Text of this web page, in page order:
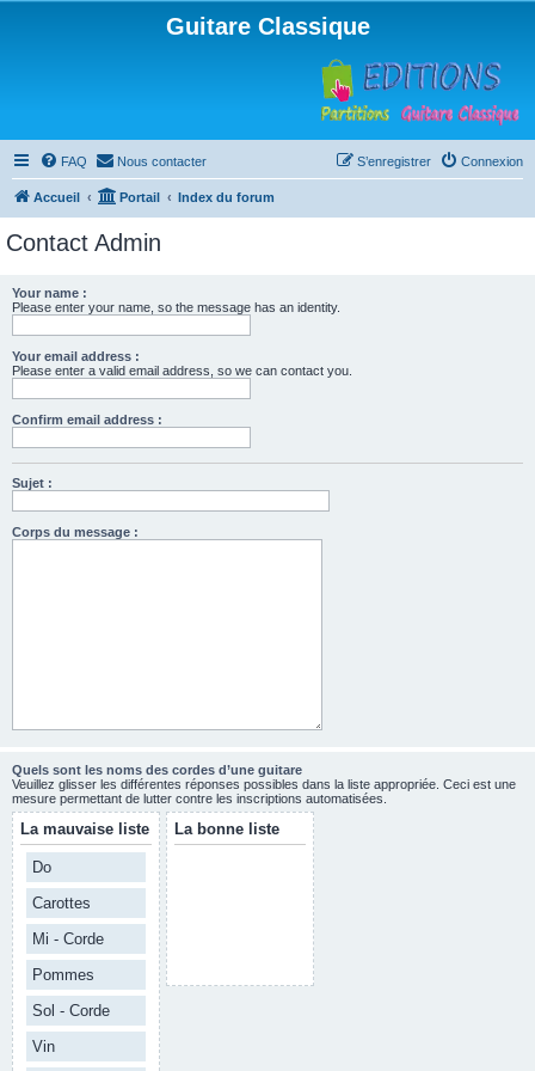
Guitare Classique
FAQ Nous contacter Connexion
S’enregistrer
Accueil Portail Index du forum
Contact Admin
Your name :
Please enter your name, so the message has an identity.
Your email address :
Please enter a valid email address, so we can contact you.
Confirm email address :
Sujet :
Corps du message :
Quels sont les noms des cordes d’une guitare
Veuillez glisser les différentes réponses possibles dans la liste appropriée. Ceci est une
mesure permettant de lutter contre les inscriptions automatisées.
La mauvaise liste
Do
Carottes
Mi - Corde
Pommes
Sol - Corde
Vin
La bonne liste